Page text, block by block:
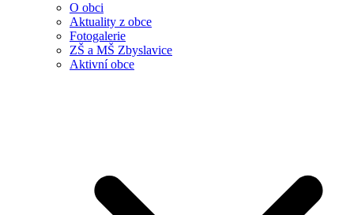
O obci
Aktuality z obce
Fotogalerie
ZŠ a MŠ Zbyslavice
Aktivní obce